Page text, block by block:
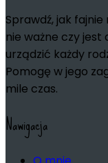
Sprawdź, jak
nie ważne czy jest
urządzić każdy
Pomogę w jego
mile czas.
Nawigacja